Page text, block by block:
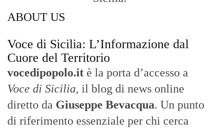
ABOUT US
Voce di Sicilia: L’Informazione dal
Cuore del Territorio
vocedipopolo.it è la porta d’accesso a
Voce di Sicilia, il blog di news online
diretto da Giuseppe Bevacqua. Un punto
di riferimento essenziale per chi cerca